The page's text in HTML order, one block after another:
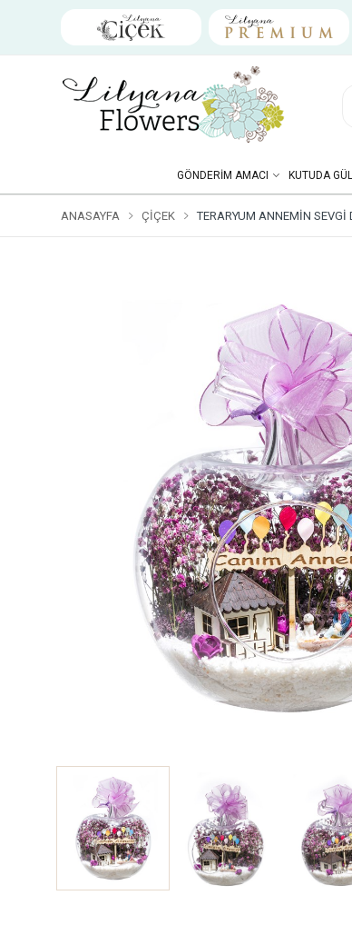
GÖNDERIM AMACI KUTUDA
ANASAYFA ÇIÇEK TERARYUM ANNEMIN SEVGI